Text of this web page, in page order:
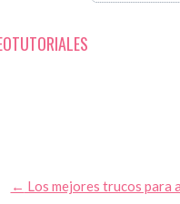
← Los mejores trucos para